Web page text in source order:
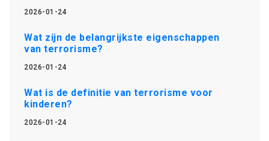
2026-01-24
Wat zijn de belangrijkste eigenschappen
van terrorisme?
2026-01-24
Wat is de definitie van terrorisme voor
kinderen?
2026-01-24